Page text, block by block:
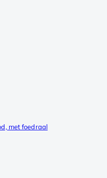
met foedraal